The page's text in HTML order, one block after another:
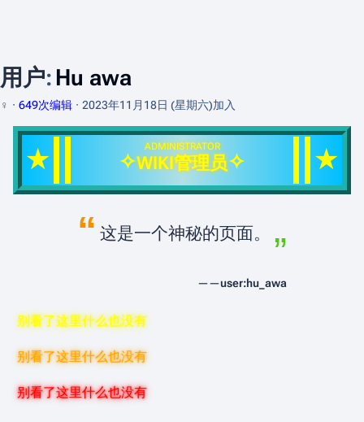
用户: Hu awa
♀ 649次编辑 2023年11月18日 (星期六)加入
★ ★
✧WIKI管理员
ADMINISTRATOR
✧
“ 这是一个神秘的页面。 „
——user:hu_awa
别看了这里什么也没有
别看了这里什么也没有
别看了这里什么也没有